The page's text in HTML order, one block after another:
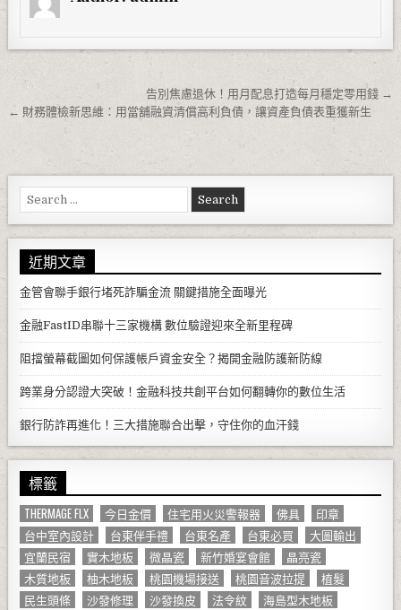
文章導覽
告別焦慮退休！用月配息打造每月穩定零用錢 →
← 財務體檢新思維：用當舖融資清償高利負債，讓資產負債表重獲新生
Search for:
近期文章
金管會聯手銀行堵死詐騙金流 關鍵措施全面曝光
金融FastID串聯十三家機構 數位驗證迎來全新里程碑
阻擋螢幕截圖如何保護帳戶資金安全？揭開金融防護新防線
跨業身分認證大突破！金融科技共創平台如何翻轉你的數位生活
銀行防詐再進化！三大措施聯合出擊，守住你的血汗錢
標籤
THERMAGE FLX 今日金價 住宅用火災警報器 佛具
印章
台中室內設計
台東伴手禮 台東名產 台東必買
大圖輸出
宜蘭民宿
實木地板 微晶瓷 新竹婚宴會館
晶亮瓷
木質地板
柚木地板 桃園機場接送 桃園音波拉提
植髮
民生頭條
沙發修理 沙發換皮 法令紋
海島型木地板